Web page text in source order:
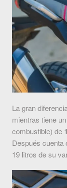
La gran
mientras tiene
combustible) de
Después cuenta
19 litros de su